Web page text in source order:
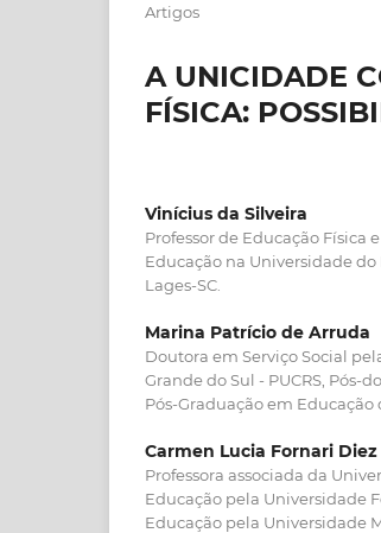
Artigos
A UNICIDADE
FÍSICA:
Vinícius da Silveira
Professor de Educação Física
Educação na Universidade do
Lages-SC.
Marina Patrício de Arruda
Doutora em Serviço Social
Grande do Sul - PUCRS,
Pós-Graduação em Educação
Carmen Lucia Fornari Diez
Professora associada da
Educação pela Universidade
Educação pela Universidade